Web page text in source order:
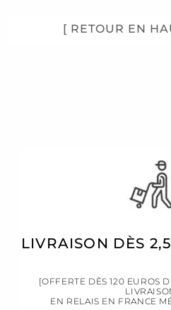
[ RETOUR EN
LIVRAISON DÈS
[OFFERTE DÈS 120 EUROS
EN RELAIS EN FRANCE